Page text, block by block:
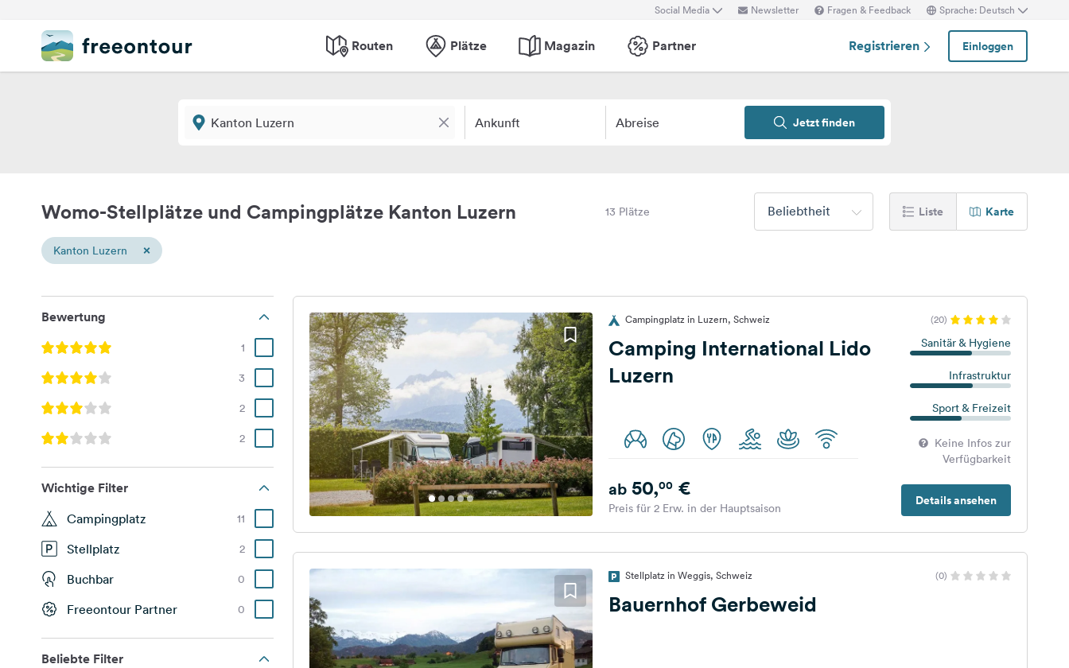
Social Media Newsletter Fragen & Feedback Sprache: Deutsch
Routen Plätze Magazin Partner Registrieren Einloggen
Ankunft Abreise Jetzt finden
Womo-Stellplätze und Campingplätze Kanton Luzern 13 Plätze Beliebtheit Liste Karte
Kanton Luzern ×
Bewertung
1
3
2
2
Wichtige Filter
Campingplatz 11
Stellplatz 2
Buchbar 0
Freeontour Partner 0
Beliebte Filter
Campingplatz in Luzern, Schweiz (20)
Camping International Lido
Luzern
Sanitär & Hygiene
Infrastruktur
Sport & Freizeit
Keine Infos zur
Verfügbarkeit
Details ansehen
ab50,00€
Preis für 2 Erw. in der Hauptsaison
Stellplatz in Weggis, Schweiz (0)
Bauernhof Gerbeweid